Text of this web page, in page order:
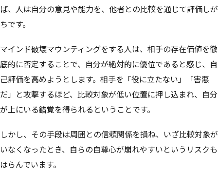
ば、人は自分の意見や能力を、他者との比較を通じて評価しが
ちです。
マインド破壊マウンティングをする人は、相手の存在価値を徹
底的に否定することで、自分が絶対的に優位であると感じ、自
己評価を高めようとします。相手を「役に立たない」「害悪
だ」と攻撃するほど、比較対象が低い位置に押し込まれ、自分
が上にいる錯覚を得られるということです。
しかし、その手段は周囲との信頼関係を損ね、いざ比較対象が
いなくなったとき、自らの自尊心が崩れやすいというリスクも
はらんでいます。